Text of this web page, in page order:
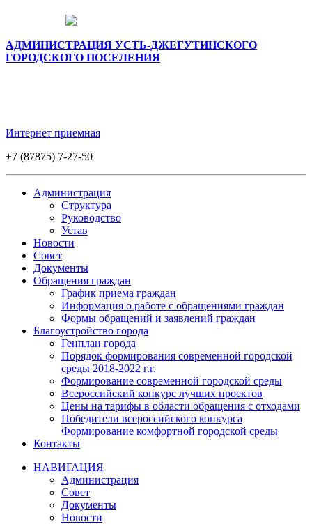
АДМИНИСТРАЦИЯ УСТЬ-ДЖЕГУТИНСКОГО
ГОРОДСКОГО ПОСЕЛЕНИЯ
Интернет приемная
+7 (87875) 7-27-50
Администрация
Структура
Руководство
Устав
Новости
Совет
Документы
Обращения граждан
График приема граждан
Информация о работе с обращениями граждан
Формы обращений и заявлений граждан
Благоустройство города
Генплан города
Порядок формирования современной городской
среды 2018-2022 г.г.
Формирование современной городской среды
Всероссийский конкурс лучших проектов
Цены на тарифы в области обращения с отходами
Победители всероссийского конкурса
Формирование комфортной городской среды
Контакты
НАВИГАЦИЯ
Администрация
Совет
Документы
Новости